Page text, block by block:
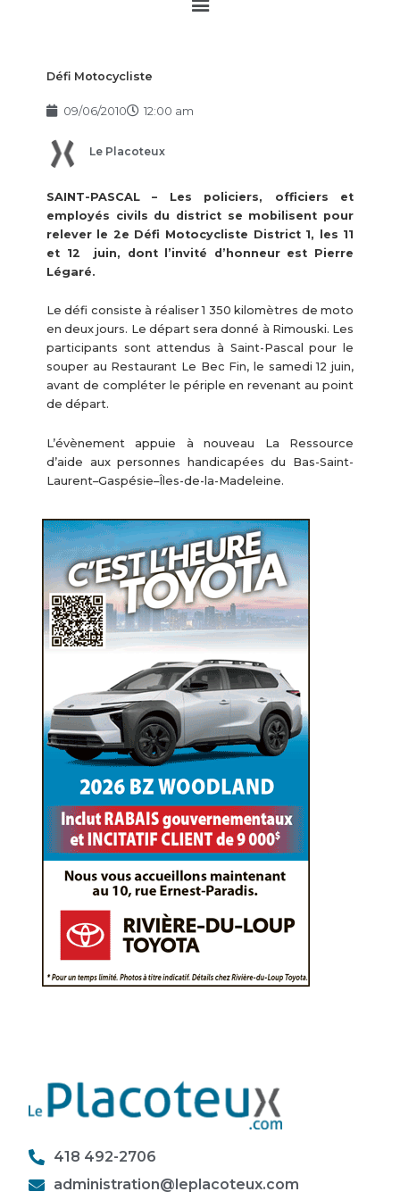
Défi Motocycliste
09/06/2010 12:00 am
Le Placoteux
SAINT-PASCAL – Les policiers, officiers et
employés civils du district se mobilisent pour
relever le 2e Défi Motocycliste District 1, les 11
et 12 juin, dont l’invité d’honneur est Pierre
Légaré.
Le défi consiste à réaliser 1 350 kilomètres de moto
en deux jours. Le départ sera donné à Rimouski. Les
participants sont attendus à Saint-Pascal pour le
souper au Restaurant Le Bec Fin, le samedi 12 juin,
avant de compléter le périple en revenant au point
de départ.
L’évènement appuie à nouveau La Ressource
d’aide aux personnes handicapées du Bas-Saint-
Laurent–Gaspésie–Îles-de-la-Madeleine.
418 492-2706
administration@leplacoteux.com